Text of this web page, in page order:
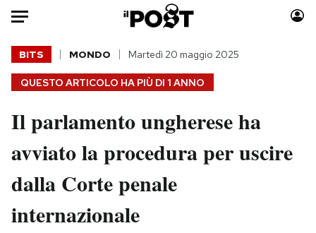
Auto
HOME
Italia
Politica
Tecnologia
Scienza
Moda
Consumismi
QUESTO ARTICOLO HA PIÙ DI 1 ANNO
BITS MONDO Martedì 20 maggio 2025
Il parlamento ungherese ha
avviato la procedura per uscire
dalla Corte penale
internazionale